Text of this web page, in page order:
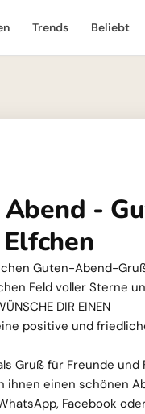
Trends Beliebt
-
Guten-Abend-
Feld voller Sterne
DIR EINEN
eine positive und
Gruß für Freunde und
ihnen einen schönen
Facebook